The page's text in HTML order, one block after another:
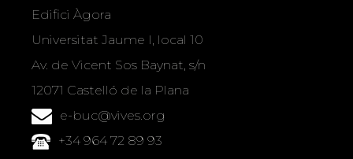
Edifici Àgora
Universitat Jaume I, local 10
Av. de Vicent Sos Baynat, s/n
12071 Castelló de la Plana
e-buc@vives.org
+34 964 72 89 93